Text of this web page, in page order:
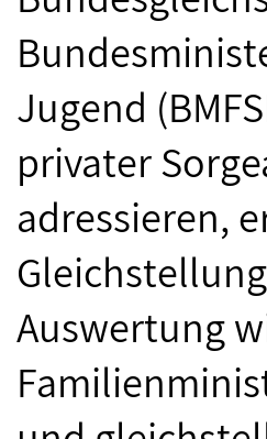
Jugend
privater
adressieren,
Auswertung